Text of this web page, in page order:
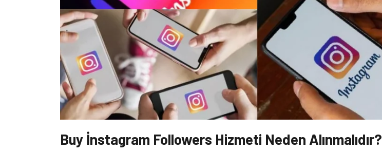
Buy İnstagram Followers Hizmeti Neden Alınmalıdır?